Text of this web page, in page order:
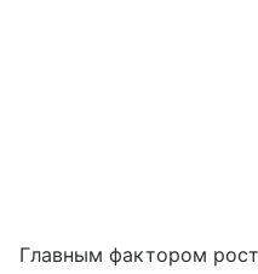
Главным фактором